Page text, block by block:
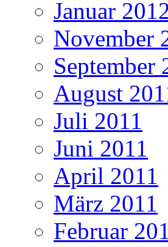
Januar
November
September
August
Juli 2011
Juni 2011
April 2011
März 2011
Februar